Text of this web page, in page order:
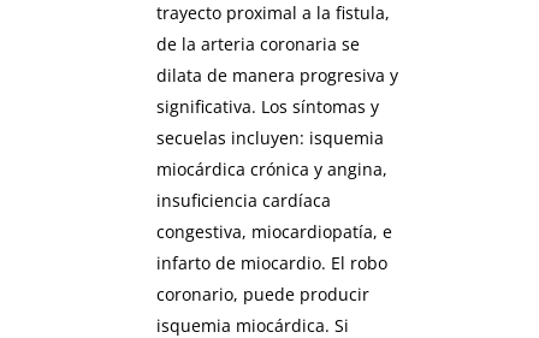
trayecto proximal a la fistula,
de la arteria coronaria se
dilata de manera progresiva y
significativa. Los síntomas y
secuelas incluyen: isquemia
miocárdica crónica y angina,
insuficiencia cardíaca
congestiva, miocardiopatía, e
infarto de miocardio. El robo
coronario, puede producir
isquemia miocárdica. Si